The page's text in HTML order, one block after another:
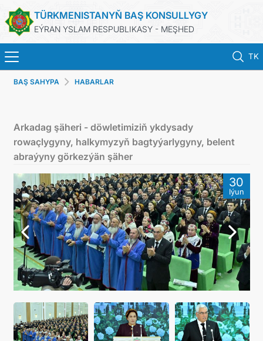
TÜRKMENISTANYŇ BAŞ KONSULLYGY
EÝRAN YSLAM RESPUBLIKASY - MEŞHED
TK
BAŞ SAHYPA
TÜRKMENISTAN
KONSULLYK HYZMATLARY
DIM
ARAGATNAŞYK
BAŞ SAHYPA HABARLAR
Arkadag şäheri - döwletimiziň ykdysady
rowaçlygyny, halkymyzyň bagtyýarlygyny, belent
abraýyny görkezýän şäher
30
Iýun